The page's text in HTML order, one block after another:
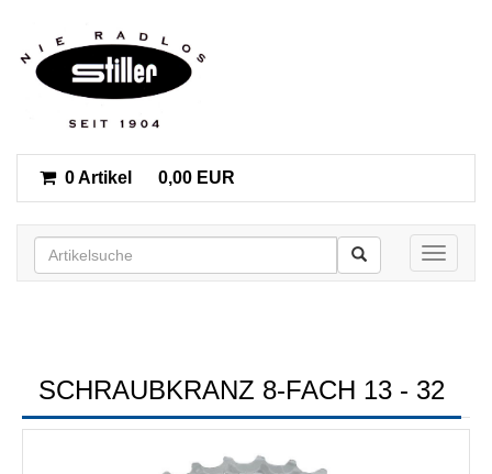
0 Artikel 0,00 EUR
Toggle
SCHRAUBKRANZ 8-FACH 13 - 32